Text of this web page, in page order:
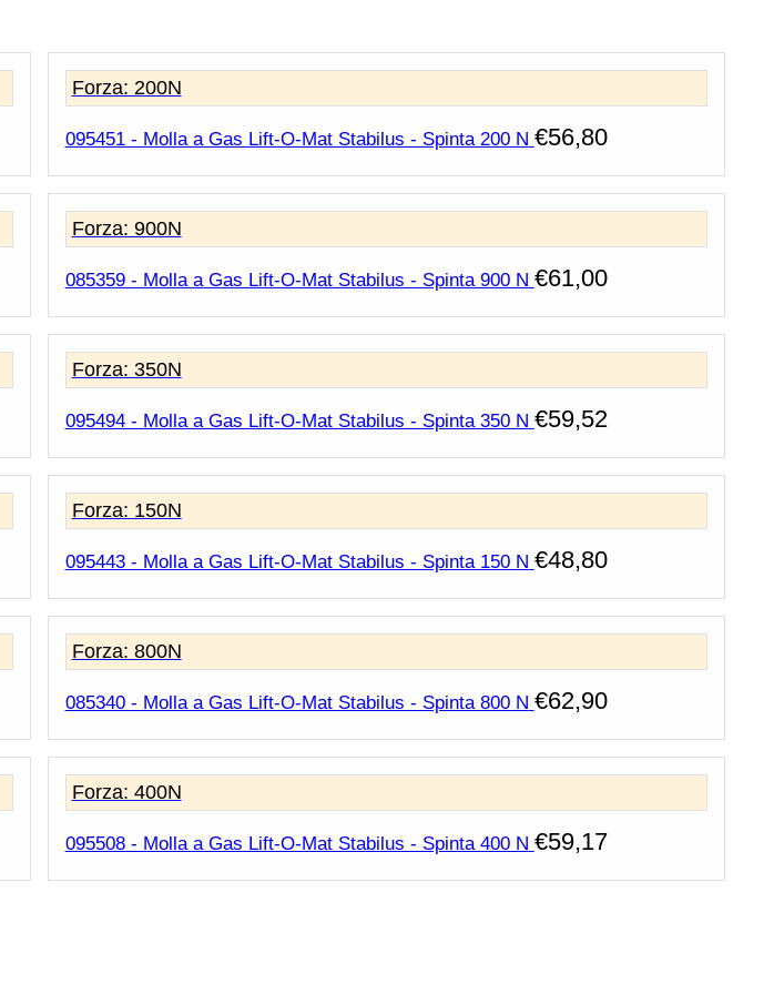
Forza: 200N
095451 - Molla a Gas Lift-O-Mat Stabilus - Spinta 200 N €56,80
Forza: 900N
085359 - Molla a Gas Lift-O-Mat Stabilus - Spinta 900 N €61,00
Forza: 350N
095494 - Molla a Gas Lift-O-Mat Stabilus - Spinta 350 N €59,52
Forza: 150N
095443 - Molla a Gas Lift-O-Mat Stabilus - Spinta 150 N €48,80
Forza: 800N
085340 - Molla a Gas Lift-O-Mat Stabilus - Spinta 800 N €62,90
Forza: 400N
095508 - Molla a Gas Lift-O-Mat Stabilus - Spinta 400 N €59,17